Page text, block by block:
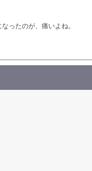
ったのが、痛いよね。